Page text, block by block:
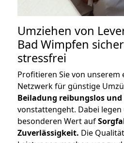
Umziehen von
Bad Wimpfen
stressfrei
Profitieren Sie von unserem
Netzwerk für günstige
Beiladung reibungslos und
vonstattengeht. Dabei
besonderen Wert auf
Zuverlässigkeit. Die